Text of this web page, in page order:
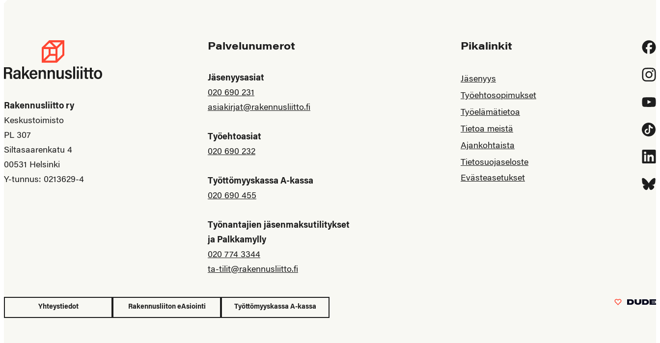
Rakennusliitto ry
Keskustoimisto
PL 307
Siltasaarenkatu 4
00531 Helsinki
Y-tunnus: 0213629-4
Palvelunumerot
Jäsenyysasiat
020 690 231
asiakirjat@rakennusliitto.fi
Työehtoasiat
020 690 232
Työttömyyskassa A-kassa
020 690 455
Työnantajien jäsenmaksutilitykset
ja Palkkamylly
020 774 3344
ta-tilit@rakennusliitto.fi
Pikalinkit
Jäsenyys
Työehtosopimukset
Työelämätietoa
Tietoa meistä
Ajankohtaista
Tietosuojaseloste
Evästeasetukset
Yhteystiedot Rakennusliiton eAsiointi Työttömyyskassa A-kassa